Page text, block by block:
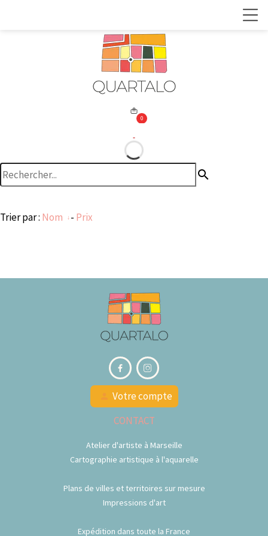
0
search
Trier par : Nom - Prix
 
Votre compte
CONTACT
Atelier d'artiste à Marseille
Cartographie artistique à l'aquarelle
Plans de villes et territoires sur mesure
Impressions d'art
Expédition dans toute la France